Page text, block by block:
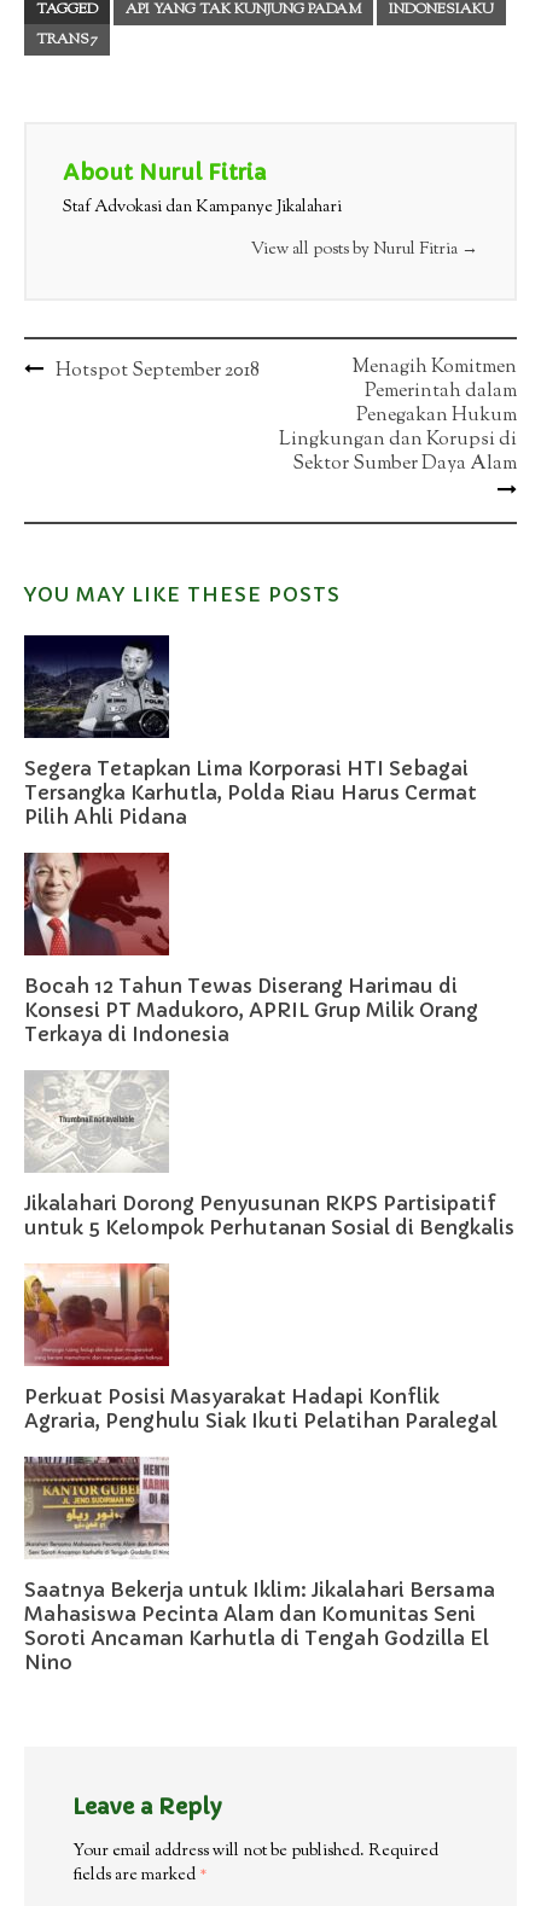
TAGGED API YANG TAK KUNJUNG PADAM
INDONESIAKU
TRANS7
About Nurul Fitria
Staf Advokasi dan Kampanye Jikalahari
View all posts by Nurul Fitria →
PostHotspot September 2018
Menagih Komitmen
Pemerintah dalam
Penegakan Hukum
Lingkungan dan Korupsi di
Sektor Sumber Daya Alam
YOU MAY LIKE THESE POSTS
Segera Tetapkan Lima Korporasi HTI Sebagai
Tersangka Karhutla, Polda Riau Harus Cermat
Pilih Ahli Pidana
Bocah 12 Tahun Tewas Diserang Harimau di
Konsesi PT Madukoro, APRIL Grup Milik Orang
Terkaya di Indonesia
Jikalahari Dorong Penyusunan RKPS Partisipatif
untuk 5 Kelompok Perhutanan Sosial di Bengkalis
Perkuat Posisi Masyarakat Hadapi Konflik
Agraria, Penghulu Siak Ikuti Pelatihan Paralegal
Saatnya Bekerja untuk Iklim: Jikalahari Bersama
Mahasiswa Pecinta Alam dan Komunitas Seni
Soroti Ancaman Karhutla di Tengah Godzilla El
Nino
Leave a Reply
Your email address will not be published. Required
fields are marked *